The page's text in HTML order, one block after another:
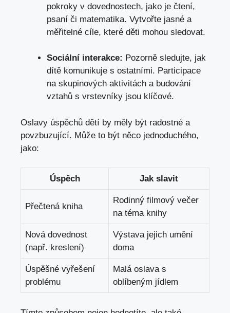
pokroky⁤ v dovednostech, jako je čtení,
psaní ⁣či ⁣matematika. Vytvořte jasné a
měřitelné‌ cíle,⁣ které děti mohou sledovat.
Sociální interakce: Pozorně sledujte, jak
dítě⁤ komunikuje s ostatními. Participace
na​ skupinových aktivitách a budování
vztahů s vrstevníky jsou klíčové.
Oslavy úspěchů dětí by měly být radostné a⁣
povzbuzující. Může ⁢to být něco jednoduchého,
jako:
Úspěch Jak slavit
Přečtená kniha
Rodinný filmový večer
na téma knihy
Nová dovednost
(např. kreslení)
Výstava jejich umění
doma
Úspěšné vyřešení
‍problému
Malá oslava s⁤
oblíbeným jídlem